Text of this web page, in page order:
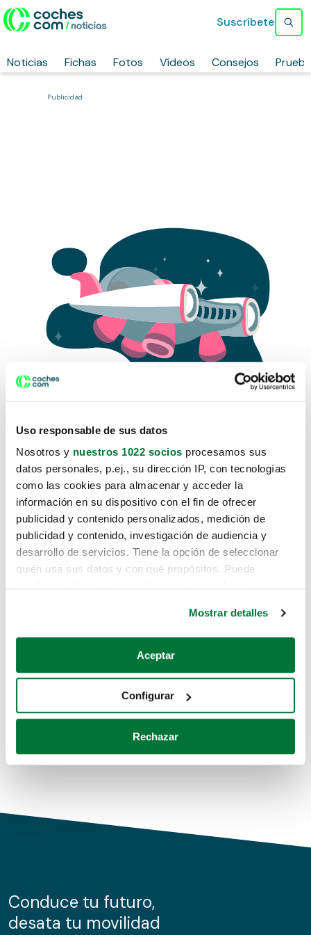
Uso responsable de sus datos
Nosotros y nuestros 1022 socios procesamos sus
datos personales, p.ej., su dirección IP, con tecnologías
como las cookies para almacenar y acceder la
información en su dispositivo con el fin de ofrecer
publicidad y contenido personalizados, medición de
publicidad y contenido, investigación de audiencia y
desarrollo de servicios. Tiene la opción de seleccionar
quién usa sus datos y con qué propósitos. Puede
Si lo permite, también quisiéramos:
Recopilar información sobre su ubicación geográfica
Identificar su dispositivo analizándolo activamente
para buscar características específicas (huellas
Obtenga más información sobre cómo se procesan sus
de cookies.
información sobre el uso que haga del sitio web con
nuestros partners de redes sociales, publicidad y análisis
Mostrar detalles
Aceptar
Configurar
Rechazar
Noticias Fichas Fotos Vídeos Consejos
Suscríbete
Publicidad
Lo sentimos, no sabemos como
te hemos traido hasta aquí.
Pero puedes encontrar el coche que estás
buscando en alguno de estos enlaces:
Coches de segunda mano
Coches de km0
Conduce tu futuro,
desata tu movilidad